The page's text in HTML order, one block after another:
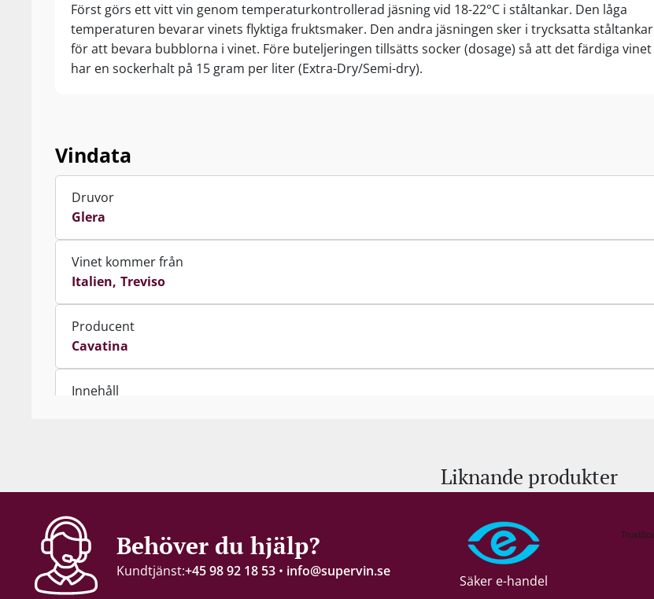
Först görs ett vitt vin genom temperaturkontrollerad jäsning vid 18-22°C i ståltankar. Den låga
temperaturen bevarar vinets flyktiga fruktsmaker. Den andra jäsningen sker i trycksatta ståltankar
för att bevara bubblorna i vinet. Före buteljeringen tillsätts socker (dosage) så att det färdiga vinet
har en sockerhalt på 15 gram per liter (Extra-Dry/Semi-dry).
Vindata
Druvor
Glera
Vinet kommer från
Italien Treviso
Producent
Cavatina
Innehåll
Servering
6-10°C
Lagringspotential
Liknande produkter
Behöver du hjälp?
Kundtjänst:+45 98 92 18 53 • info@supervin.se
Säker e-handel